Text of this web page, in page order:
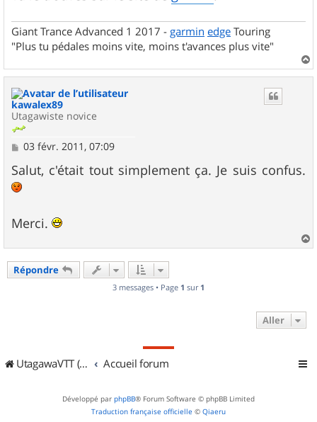
Giant Trance Advanced 1 2017 - garmin edge Touring
"Plus tu pédales moins vite, moins t'avances plus vite"
a
kawalex89
Utagawiste novice
M
s
s
a
03 févr. 2011, 07:09
Salut, c'était tout simplement ça. Je suis confus.
Merci.
a
Répondre
3 messages • Page 1 sur 1
Aller
UtagawaVTT (Randos VTT et VTTAE avec traces GPS) Accueil forum
Développé par phpBB® Forum Software © phpBB Limited
Traduction française officielle © Qiaeru